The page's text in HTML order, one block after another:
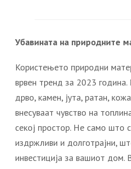
Убавината на природните
Користењето природни
врвен тренд за 2023 година.
дрво, камен, јута, ратан,
внесуваат чувство на
секој простор. Не само што
издржливи и долготрајни,
инвестиција за вашиот дом.